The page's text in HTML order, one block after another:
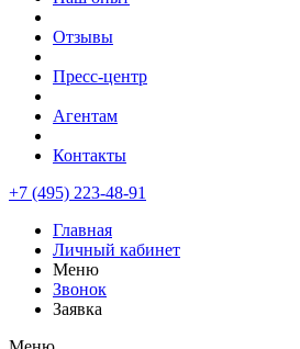
Отзывы
Пресс-центр
Агентам
Контакты
+7 (495) 223-48-91
Главная
Личный кабинет
Меню
Звонок
Заявка